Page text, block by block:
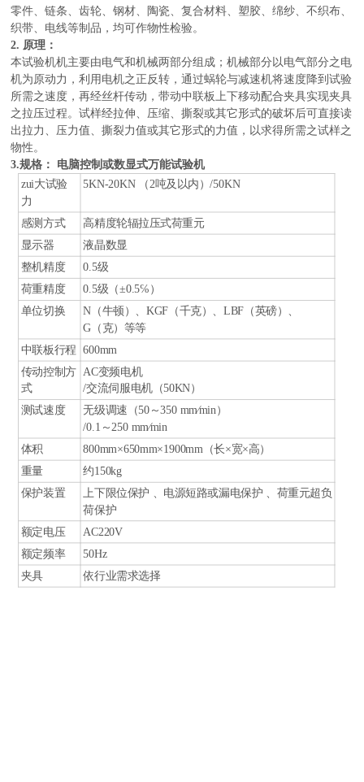
零件、链条、齿轮、钢材、陶瓷、复合材料、塑胶、绵纱、不织布、
织带、电线等制品，均可作物性检验。
2. 原理：
本试验机机主要由电气和机械两部分组成；机械部分以电气部分之电
机为原动力，利用电机之正反转，通过蜗轮与减速机将速度降到试验
所需之速度，再经丝杆传动，带动中联板上下移动配合夹具实现夹具
之拉压过程。试样经拉伸、压缩、撕裂或其它形式的破坏后可直接读
出拉力、压力值、撕裂力值或其它形式的力值，以求得所需之试样之
物性。
3.规格： 电脑控制或数显式万能试验机
zui大试验
力
5KN-20KN （2吨及以内）/50KN
感测方式
高精度轮辐拉压式荷重元
显示器
液晶数显
整机精度
0.5级
荷重精度 0.5级（±0.5℅）
单位切换 N （牛顿）、KGF（千克）、LBF（英磅）、
G（克）等等
中联板行程
600mm
传动控制方
式
AC变频电机
/交流伺服电机（50KN）
测试速度
无级调速（50～350 mm∕min）
/0.1 ～250 mm∕min
体积
800mm×650mm×1900mm（长×宽×高）
重量
约150kg
保护装置
上下限位保护 、电源短路或漏电保护 、荷重元超负
荷保护
额定电压 AC220V
额定频率
50Hz
夹具
依行业需求选择